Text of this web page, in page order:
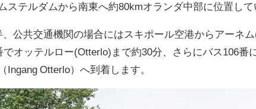
ステルダムから南東へ約80kmオランダ中部に位置して
公共交通機関の場合にはスキポール空港からアーネム
でオッテルロー(Otterlo)まで約30分、さらにバス106番
Ingang Otterlo）へ到着します。